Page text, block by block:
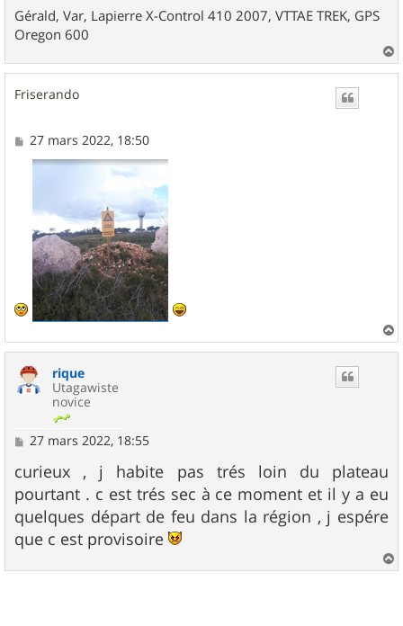
Gérald, Var, Lapierre X-Control 410 2007, VTTAE TREK, GPS
Oregon 600
a
Friserando
M
27 mars 2022, 18:50
a
rique
Utagawiste
novice
M
s
s
a
g
e
27 mars 2022, 18:55
curieux , j habite pas trés loin du plateau
pourtant . c est trés sec à ce moment et il y a eu
quelques départ de feu dans la région , j espére
que c est provisoire
a